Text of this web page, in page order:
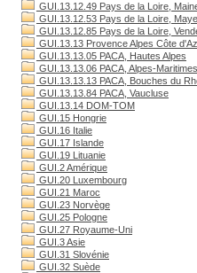
GUI.13.12.49 Pays de la Loire,
GUI.13.12.53 Pays de la Loire,
GUI.13.12.85 Pays de la Loire,
GUI.13.13 Provence Alpes Côte
GUI.13.13.05 PACA, Hautes Alpes
GUI.13.13.06 PACA, Alpes-Maritimes
GUI.13.13.13 PACA, Bouches du
GUI.13.13.84 PACA, Vaucluse
GUI.13.14 DOM-TOM
GUI.15 Hongrie
GUI.16 Italie
GUI.17 Islande
GUI.19 Lituanie
GUI.2 Amérique
GUI.20 Luxembourg
GUI.21 Maroc
GUI.23 Norvège
GUI.25 Pologne
GUI.27 Royaume-Uni
GUI.3 Asie
GUI.31 Slovénie
GUI.32 Suède